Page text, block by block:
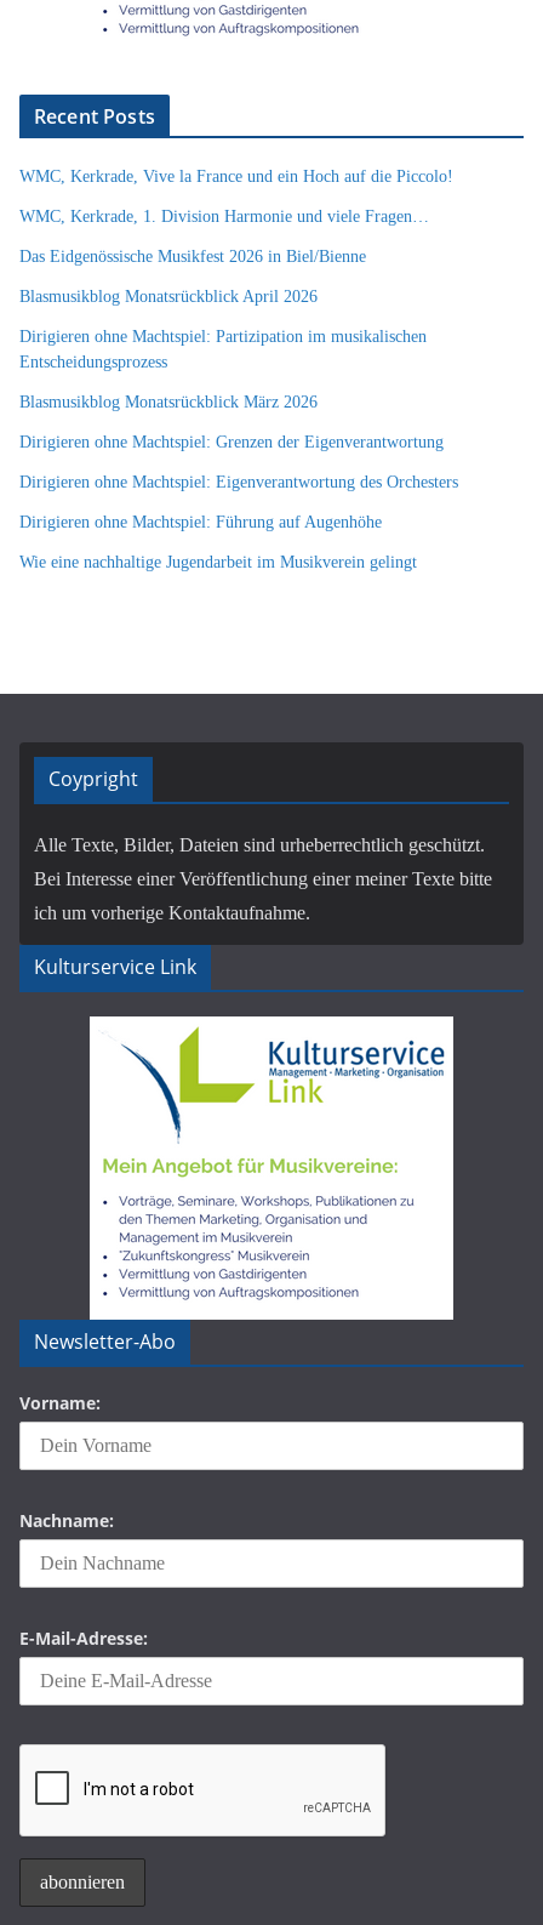
Recent Posts
WMC, Kerkrade, Vive la France und ein Hoch auf die Piccolo!
WMC, Kerkrade, 1. Division Harmonie und viele Fragen…
Das Eidgenössische Musikfest 2026 in Biel/Bienne
Blasmusikblog Monatsrückblick April 2026
Dirigieren ohne Machtspiel: Partizipation im musikalischen
Entscheidungsprozess
Blasmusikblog Monatsrückblick März 2026
Dirigieren ohne Machtspiel: Grenzen der Eigenverantwortung
Dirigieren ohne Machtspiel: Eigenverantwortung des Orchesters
Dirigieren ohne Machtspiel: Führung auf Augenhöhe
Wie eine nachhaltige Jugendarbeit im Musikverein gelingt
Coypright
Alle Texte, Bilder, Dateien sind urheberrechtlich geschützt.
Bei Interesse einer Veröffentlichung einer meiner Texte bitte
ich um vorherige Kontaktaufnahme.
Kulturservice Link
Newsletter-Abo
Vorname:
Nachname:
E-Mail-Adresse: